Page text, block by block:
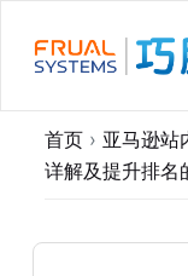
过
首页 › 亚马逊站
详解及提升排名